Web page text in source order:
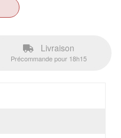
Livraison
Précommande pour 18h15